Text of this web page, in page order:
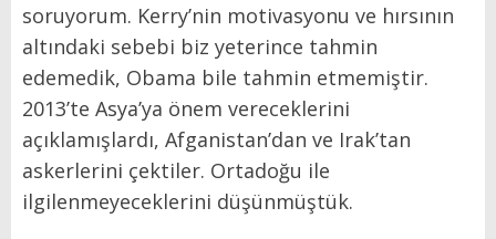
soruyorum. Kerry’nin motivasyonu ve hırsının
altındaki sebebi biz yeterince tahmin
edemedik, Obama bile tahmin etmemiştir.
2013’te Asya’ya önem vereceklerini
açıklamışlardı, Afganistan’dan ve Irak’tan
askerlerini çektiler. Ortadoğu ile
ilgilenmeyeceklerini düşünmüştük.